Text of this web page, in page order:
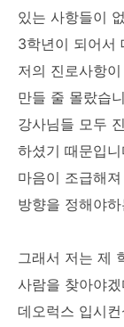
있는 사항들이
3학년이 되어서
저의 진로사항
만들 줄 몰랐습
강사님들 모두
하셨기 때문입
마음이 조급해
방향을 정해야
그래서 저는 제
사람을 찾아야
데오럭스 입시